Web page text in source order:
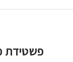
פשטידת